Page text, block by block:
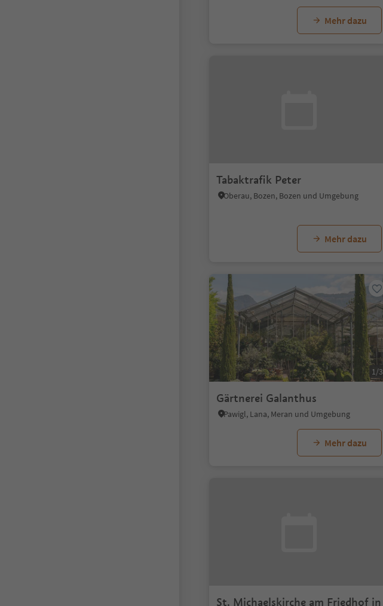
Mehr dazu
Tabaktrafik Peter
Oberau, Bozen, Bozen und Umgebung
Mehr dazu
1/3
Gärtnerei Galanthus
Pawigl, Lana, Meran und Umgebung
Mehr dazu
St. Michaelskirche am Friedhof in